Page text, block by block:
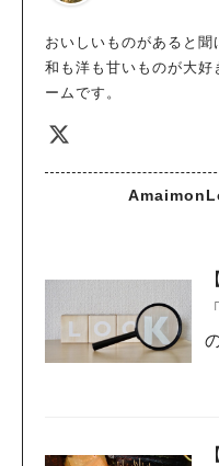
おいしいものがあると
和も洋も甘いものが大好
ームです。